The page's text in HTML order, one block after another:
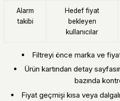
Alarm
takibi
Hedef fiyat
bekleyen
kullanıcılar
Filtreyi önce marka ve fiyat
Ürün kartından detay
bazında
Fiyat geçmişi kısa veya